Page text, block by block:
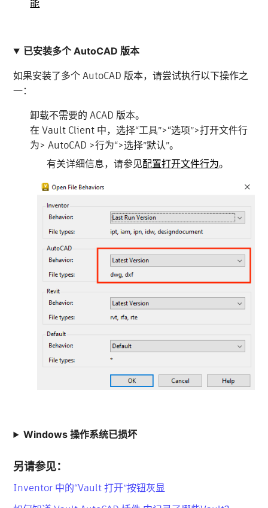
能
已安装多个 AutoCAD 版本
如果安装了多个 AutoCAD 版本，请尝试执行以下操作之
一：
卸载不需要的 ACAD 版本。
在 Vault Client 中，选择“工具”>“选项”>打开文件行
为> AutoCAD >行为“>选择”默认”。
有关详细信息，请参见配置打开文件行为。
Windows 操作系统已损坏
另请参见：
Inventor 中的“Vault 打开”按钮灰显